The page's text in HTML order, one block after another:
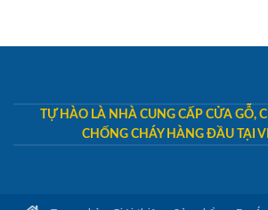
TỰ HÀO LÀ NHÀ CUNG CẤP CỬA GỖ,
CHỐNG CHÁY HÀNG ĐẦU TẠI